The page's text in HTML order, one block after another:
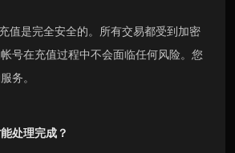
值是完全安全的。所有交易都受到加密
号在充值过程中不会面临任何风险。您
务。
处理完成？